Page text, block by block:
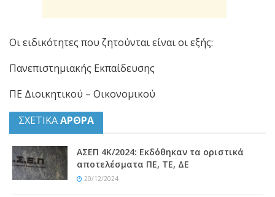
Οι ειδικότητες που ζητούνται είναι οι εξής:
Πανεπιστημιακής Εκπαίδευσης
ΠΕ Διοικητικού – Οικονομικού
ΣΧΕΤΙΚΑΑΡΘΡΑ
ΑΣΕΠ 4Κ/2024: Εκδόθηκαν τα οριστικά
αποτελέσματα ΠΕ, ΤΕ, ΔΕ
20/12/2024